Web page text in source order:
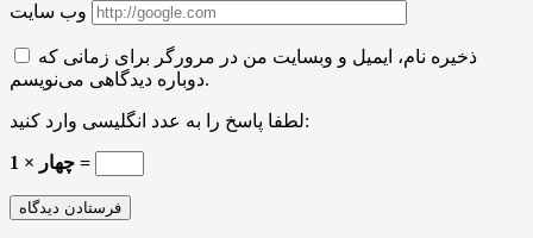
وب سایت
ذخیره نام، ایمیل و وبسایت من در مرورگر برای زمانی که
دوباره دیدگاهی می‌نویسم.
لطفا پاسخ را به عدد انگلیسی وارد کنید:
1 × چهار =